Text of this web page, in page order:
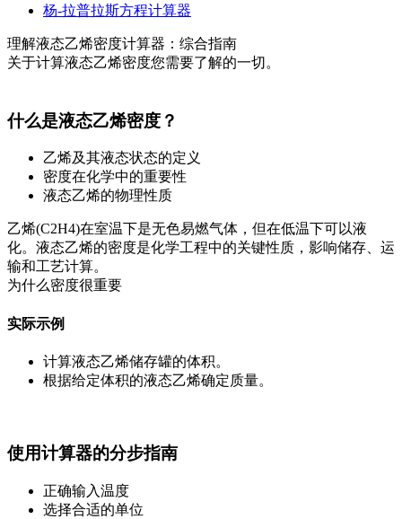
杨-拉普拉斯方程计算器
理解液态乙烯密度计算器：综合指南
关于计算液态乙烯密度您需要了解的一切。
什么是液态乙烯密度？
乙烯及其液态状态的定义
密度在化学中的重要性
液态乙烯的物理性质
乙烯(C2H4)在室温下是无色易燃气体，但在低温下可以液
化。液态乙烯的密度是化学工程中的关键性质，影响储存、运
输和工艺计算。
为什么密度很重要
实际示例
计算液态乙烯储存罐的体积。
根据给定体积的液态乙烯确定质量。
使用计算器的分步指南
正确输入温度
选择合适的单位